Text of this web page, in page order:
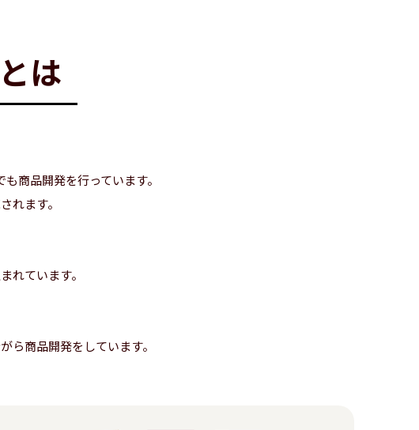
は
商品開発を行っています。
れます。
れています。
ら商品開発をしています。